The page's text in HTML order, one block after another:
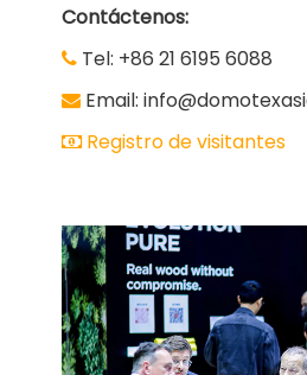
Contáctenos:
Tel: +86 21 6195 6088
Email:
Registro de visitantes